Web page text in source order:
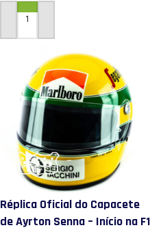
Réplica Oficial do Capacete
de Ayrton Senna – Início na F1